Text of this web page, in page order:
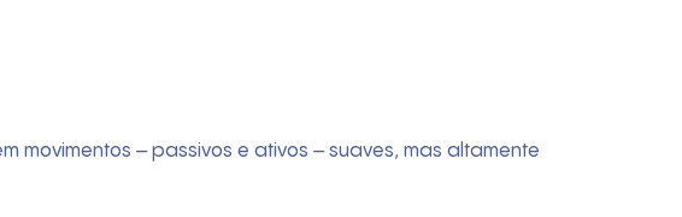
movimentos – passivos e ativos – suaves, mas altamente